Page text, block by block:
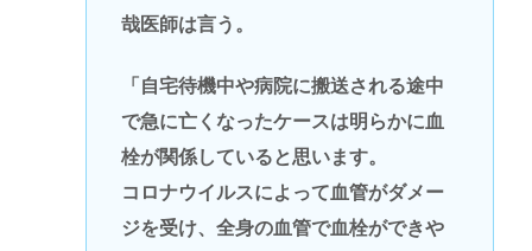
哉医師は言う。
「自宅待機中や病院に搬送される途中
で急に亡くなったケースは明らかに血
栓が関係していると思います。
コロナウイルスによって血管がダメー
ジを受け、全身の血管で血栓ができや